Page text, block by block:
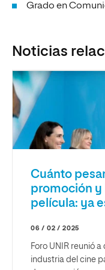
Grado en
Noticias
Cuánto
promoción y
película: ya
06 / 02 / 2025
Foro UNIR reunió
industria del cine